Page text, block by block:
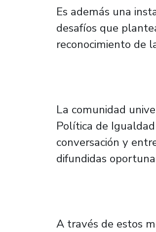
Es además una
desafíos que
reconocimiento de
La comunidad
Política de
conversación y
difundidas
A través de estos